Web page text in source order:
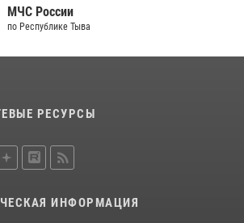
телезрителям особенности
тувинского национального
Чемпионата по лёгкой атлетике
09:24
профилактические мероприятия на
МЧС России
по Республике Тыва
РЕСУРСЫ
ИНФОРМАЦИЯ